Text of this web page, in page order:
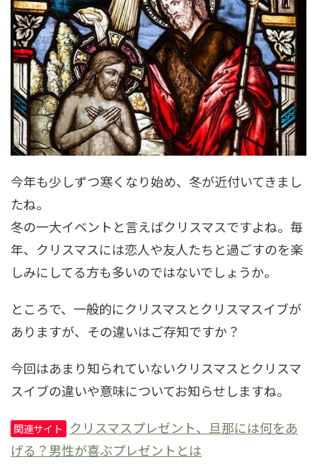
今年も少しずつ寒くなり始め、冬が近付いてきまし
たね。
冬の一大イベントと言えばクリスマスですよね。毎
年、クリスマスには恋人や友人たちと過ごすのを楽
しみにしてる方も多いのではないでしょうか。
ところで、一般的にクリスマスとクリスマスイブが
ありますが、その違いはご存知ですか？
今回はあまり知られていないクリスマスとクリスマ
スイブの違いや意味についてお知らせしますね。
関連サイト
クリスマスプレゼント、旦那には何をあ
げる？男性が喜ぶプレゼントとは